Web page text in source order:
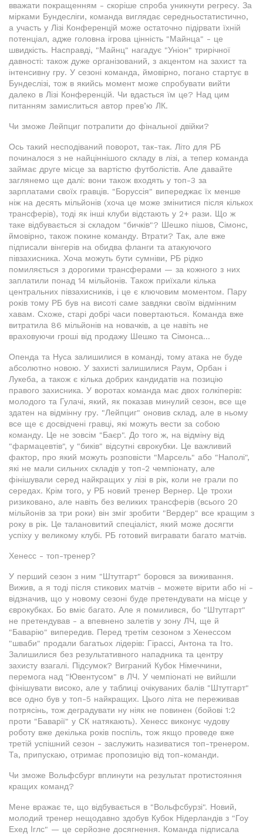
вважати покращенням - скоріше спроба уникнути регресу. За
мірками Бундесліги, команда виглядає середньостатистично,
а участь у Лізі Конференцій може остаточно підірвати їхній
потенціал, адже головна ігрова цінність "Майнца" - це
швидкість. Насправді, "Майнц" нагадує "Уніон" трирічної
давності: також дуже організований, з акцентом на захист та
інтенсивну гру. У сезоні команда, ймовірно, погано стартує в
Бундеслізі, тож в якийсь момент може спробувати вийти
далеко в Лізі Конференцій. Чи вдасться їм це? Над цим
питанням замислиться автор прев’ю ЛК.
Чи зможе Лейпциг потрапити до фінальної двійки?
Ось такий несподіваний поворот, так-так. Літо для РБ
починалося з не найціннішого складу в лізі, а тепер команда
займає друге місце за вартістю футболістів. Але давайте
заглянемо ще далі: вони також входять у топ-3 за
зарплатами своїх гравців. "Боруссія" випереджає їх менше
ніж на десять мільйонів (хоча це може змінитися після кількох
трансферів), тоді як інші клуби відстають у 2+ рази. Що ж
таке відбувається зі складом "бичків"? Шешко пішов, Сімонс,
ймовірно, також покине команду. Втрати? Так, але вже
підписали вінгерів на обидва фланги та атакуючого
півзахисника. Хоча можуть бути сумніви, РБ рідко
помиляється з дорогими трансферами — за кожного з них
заплатили понад 14 мільйонів. Також приїхали кілька
центральних півзахисників, і це є ключовим моментом. Пару
років тому РБ був на висоті саме завдяки своїм відмінним
хавам. Схоже, старі добрі часи повертаються. Команда вже
витратила 86 мільйонів на новачків, а це навіть не
враховуючи гроші від продажу Шешко та Сімонса...
Опенда та Нуса залишилися в команді, тому атака не буде
абсолютно новою. У захисті залишилися Раум, Орбан і
Лукеба, а також є кілька добрих кандидатів на позицію
правого захисника. У воротах команда має двох голкіперів:
молодого та Гулачі, який, як показав минулий сезон, все ще
здатен на відмінну гру. "Лейпциг" оновив склад, але в ньому
все ще є досвідчені гравці, які можуть вести за собою
команду. Це не зовсім "Баєр". До того ж, на відміну від
"фармацевтів", у "биків" відсутні єврокубки. Це важливий
фактор, про який можуть розповісти "Марсель" або "Наполі",
які не мали сильних складів у топ-2 чемпіонату, але
фінішували серед найкращих у лізі в рік, коли не грали по
середах. Крім того, у РБ новий тренер Вернер. Це трохи
ризиковано, але навіть без великих трансферів (всього 20
мільйонів за три роки) він зміг зробити "Вердер" все кращим з
року в рік. Це талановитий спеціаліст, який може досягти
успіху у великому клубі. РБ готовий вигравати багато матчів.
Хенесс - топ-тренер?
У перший сезон з ним "Штутгарт" боровся за виживання.
Вижив, а я тоді після стикових матчів - можете вірити або ні -
відзначив, що у новому сезоні буде претендувати на місце у
єврокубках. Бо вміє багато. Але я помилився, бо "Штутгарт"
не претендував - а впевнено залетів у зону ЛЧ, ще й
"Баварію" випередив. Перед третім сезоном з Хенессом
"шваби" продали багатьох лідерів: Гірассі, Антона та Іто.
Залишилися без результативного нападника та центру
захисту взагалі. Підсумок? Виграний Кубок Німеччини,
перемога над "Ювентусом" в ЛЧ. У чемпіонаті не вийшли
фінішувати високо, але у таблиці очікуваних балів "Штутгарт"
все одно був у топ-5 найкращих. Цього літа не переживав
потрясінь, тож деградувати ну ніяк не повинен (бойові 1:2
проти "Баварії" у СК натякають). Хенесс виконує чудову
роботу вже декілька років поспіль, тож якщо проведе вже
третій успішний сезон - заслужить називатися топ-тренером.
Та, припускаю, отримає пропозицію від топ-команди.
Чи зможе Вольфсбург вплинути на результат протистояння
кращих команд?
Мене вражає те, що відбувається в "Вольфсбурзі". Новий,
молодий тренер нещодавно здобув Кубок Нідерландів з "Гоу
Ехед Іглс" — це серйозне досягнення. Команда підписала